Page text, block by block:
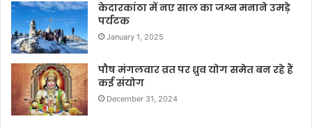
केदारकांठा में नए साल का जश्न मनाने उमड़े
पर्यटक
January 1, 2025
पौष मंगलवार व्रत पर ध्रुव योग समेत बन रहे हैं
कई संयोग
December 31, 2024